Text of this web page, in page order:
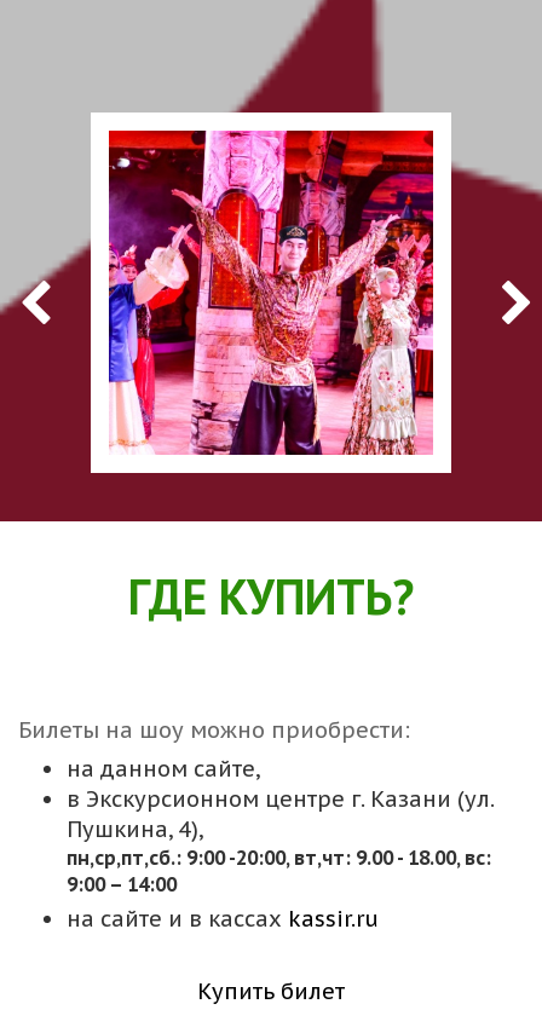
ГДЕ КУПИТЬ?
Билеты на шоу можно приобрести:
на данном сайте,
в Экскурсионном центре г. Казани (ул.
Пушкина, 4),
пн,cр,пт,сб.: 9:00 -20:00, вт,чт: 9.00 - 18.00, вс:
9:00 – 14:00
на сайте и в кассах kassir.ru
Купить билет